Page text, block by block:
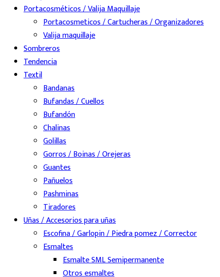
Portacosméticos / Valija Maquillaje
Portacosmeticos / Cartucheras / Organizadores
Valija maquillaje
Sombreros
Tendencia
Textil
Bandanas
Bufandas / Cuellos
Bufandón
Chalinas
Golillas
Gorros / Boinas / Orejeras
Guantes
Pañuelos
Pashminas
Tiradores
Uñas / Accesorios para uñas
Escofina / Garlopin / Piedra pomez / Corrector
Esmaltes
Esmalte SML Semipermanente
Otros esmaltes